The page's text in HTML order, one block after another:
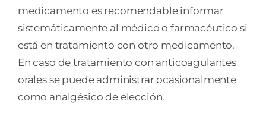
medicamento es recomendable informar
sistemáticamente al médico o farmacéutico si
está en tratamiento con otro medicamento.
En caso de tratamiento con anticoagulantes
orales se puede administrar ocasionalmente
como analgésico de elección.